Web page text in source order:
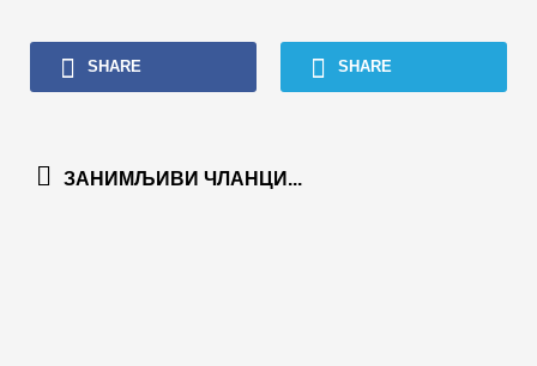
SHARE SHARE
ЗАНИМЉИВИ ЧЛАНЦИ...